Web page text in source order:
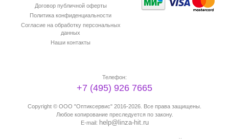
Договор публичной оферты
Политика конфиденциальности
Согласие на обработку персональных
данных
Наши контакты
Телефон:
+7 (495) 926 7665
Copyright © ООО "Оптиксервис" 2016-2026. Все права защищены.
Любое копирование преследуется по закону.
E-mail: help@linza-hit.ru